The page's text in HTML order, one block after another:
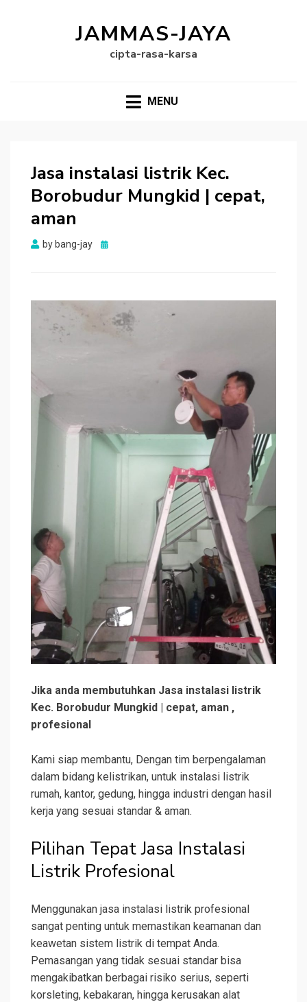
JAMMAS-JAYA
cipta-rasa-karsa
MENU
Jasa instalasi listrik Kec.
Borobudur Mungkid | cepat,
aman
by bang-jay
Posted
Jika anda membutuhkan Jasa instalasi listrik
Kec. Borobudur Mungkid | cepat, aman ,
profesional
Kami siap membantu, Dengan tim berpengalaman
dalam bidang kelistrikan, untuk instalasi listrik
rumah, kantor, gedung, hingga industri dengan hasil
kerja yang sesuai standar & aman.
Pilihan Tepat Jasa Instalasi
Listrik Profesional
Menggunakan jasa instalasi listrik profesional
sangat penting untuk memastikan keamanan dan
keawetan sistem listrik di tempat Anda.
Pemasangan yang tidak sesuai standar bisa
mengakibatkan berbagai risiko serius, seperti
korsleting, kebakaran, hingga kerusakan alat